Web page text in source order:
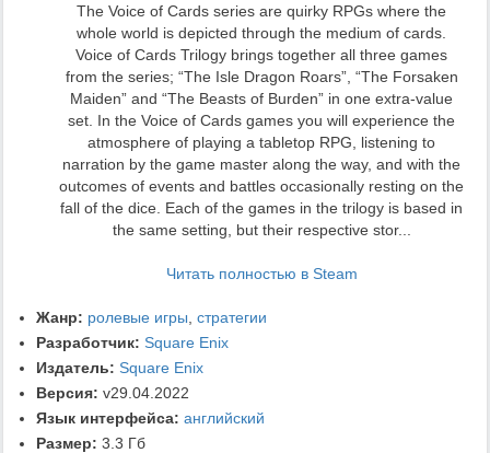
The Voice of Cards series are quirky RPGs where the
whole world is depicted through the medium of cards.
Voice of Cards Trilogy brings together all three games
from the series; “The Isle Dragon Roars”, “The Forsaken
Maiden” and “The Beasts of Burden” in one extra-value
set. In the Voice of Cards games you will experience the
atmosphere of playing a tabletop RPG, listening to
narration by the game master along the way, and with the
outcomes of events and battles occasionally resting on the
fall of the dice. Each of the games in the trilogy is based in
the same setting, but their respective stor...
Читать полностью в Steam
Жанр: ролевые игры стратегии
Разработчик: Square Enix
Издатель: Square Enix
Версия: v29.04.2022
Язык интерфейса: английский
Размер: 3.3 Гб